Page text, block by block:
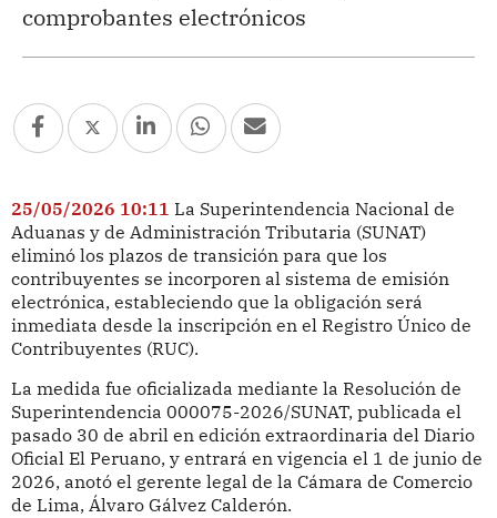
comprobantes electrónicos
25/05/2026 10:11 La Superintendencia Nacional de
Aduanas y de Administración Tributaria (SUNAT)
eliminó los plazos de transición para que los
contribuyentes se incorporen al sistema de emisión
electrónica, estableciendo que la obligación será
inmediata desde la inscripción en el Registro Único de
Contribuyentes (RUC).
La medida fue oficializada mediante la Resolución de
Superintendencia 000075-2026/SUNAT, publicada el
pasado 30 de abril en edición extraordinaria del Diario
Oficial El Peruano, y entrará en vigencia el 1 de junio de
2026, anotó el gerente legal de la Cámara de Comercio
de Lima, Álvaro Gálvez Calderón.